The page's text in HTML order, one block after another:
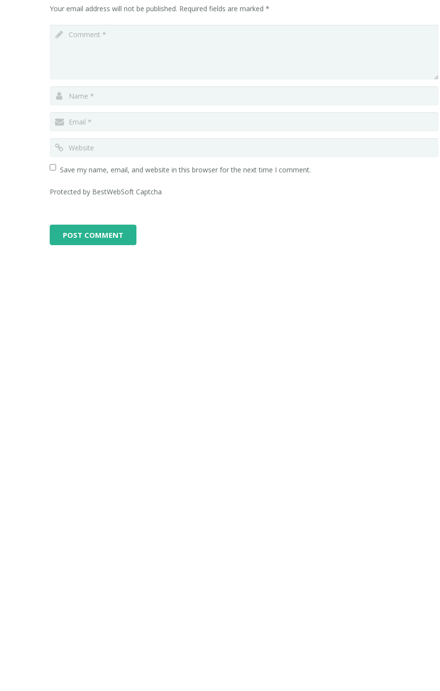
Your email address will not be published. Required fields are marked *
Save my name, email, and website in this browser for the next time I comment.
Protected by BestWebSoft Captcha